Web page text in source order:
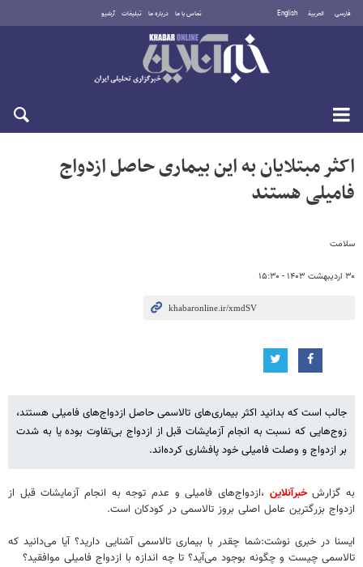
فارسی العربية English تماس با ما درباره ما تبلیغات آرشیو
شنبه ۱۷ مرداد ۱۴۰۵
سلامت
۳۰ اردیبهشت ۱۴۰۳ - ۱۵:۳۰
اکثر مبتلایان به این بیماری حاصل ازدواج
فامیلی هستند
جالب است کە بدانید اکثر بیماری‌های تالاسمی حاصل ازدواج‌های فامیلی هستند،
زوج‌هایی کە نسبت بە انجام آزمایشات قبل از ازدواج بی‌تفاوت بودە یا بە شدت
بر ازدواج و وصلت فامیلی خود پافشاری کردەاند.
به گزارشخبرآنلاین ،ازدواج‌های فامیلی و عدم توجه به انجام آزمایشات قبل از
ازدواج بزرگترین عامل اصلی بروز تالاسمی در کودکان است.
ایسنا در خبری نوشت:شما چقدر با بیماری تالاسمی آشنایی دارید؟ آیا می‌دانید کە
تالاسمی چیست و چگونە بوجود می‌آید؟ تا چە اندازە با ازدواج فامیلی موافقید؟